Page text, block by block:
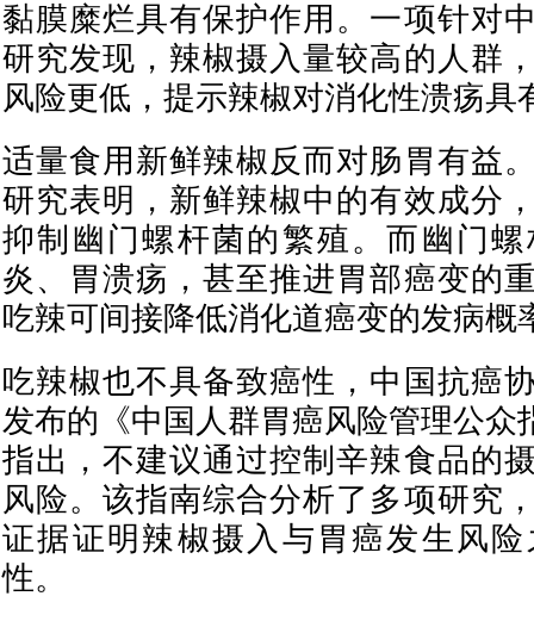
黏膜糜烂具有保护作用。一项针对
研究发现，辣椒摄入量较高的人群
风险更低，提示辣椒对消化性溃疡具
适量食用新鲜辣椒反而对肠胃有益
研究表明，新鲜辣椒中的有效成分
抑制幽门螺杆菌的繁殖。而幽门
炎、胃溃疡，甚至推进胃部癌变的
吃辣可间接降低消化道癌变的发病概
吃辣椒也不具备致癌性，中国抗癌
发布的《中国人群胃癌风险管理公众
指出，不建议通过控制辛辣食品的
风险。该指南综合分析了多项研究
证据证明辣椒摄入与胃癌发生风
性。